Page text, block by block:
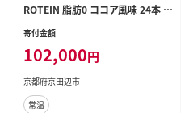
ROTEIN 脂肪0 ココア風味 24本 プ
ロテイン ザバスプロテイン ミルクプ
水分補給 プロテインドリンク 飲みや
すい 運動 スポーツ 6回 半年 お楽し
み 京都 京都府 京田辺市
寄付金額
102,000円
京都府京田辺市
常温